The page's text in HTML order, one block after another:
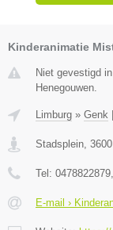
Kinderanimatie
Niet gevestigd
Henegouwen.
Limburg » Genk
Stadsplein, 3600
Tel: 0478822879
E-mail ›